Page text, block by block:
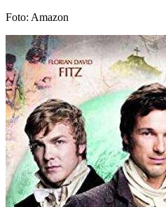
Foto: Amazon